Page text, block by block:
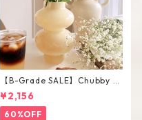
【B-Grade SALE】Chubby V
ase / L
¥2,156
60%OFF